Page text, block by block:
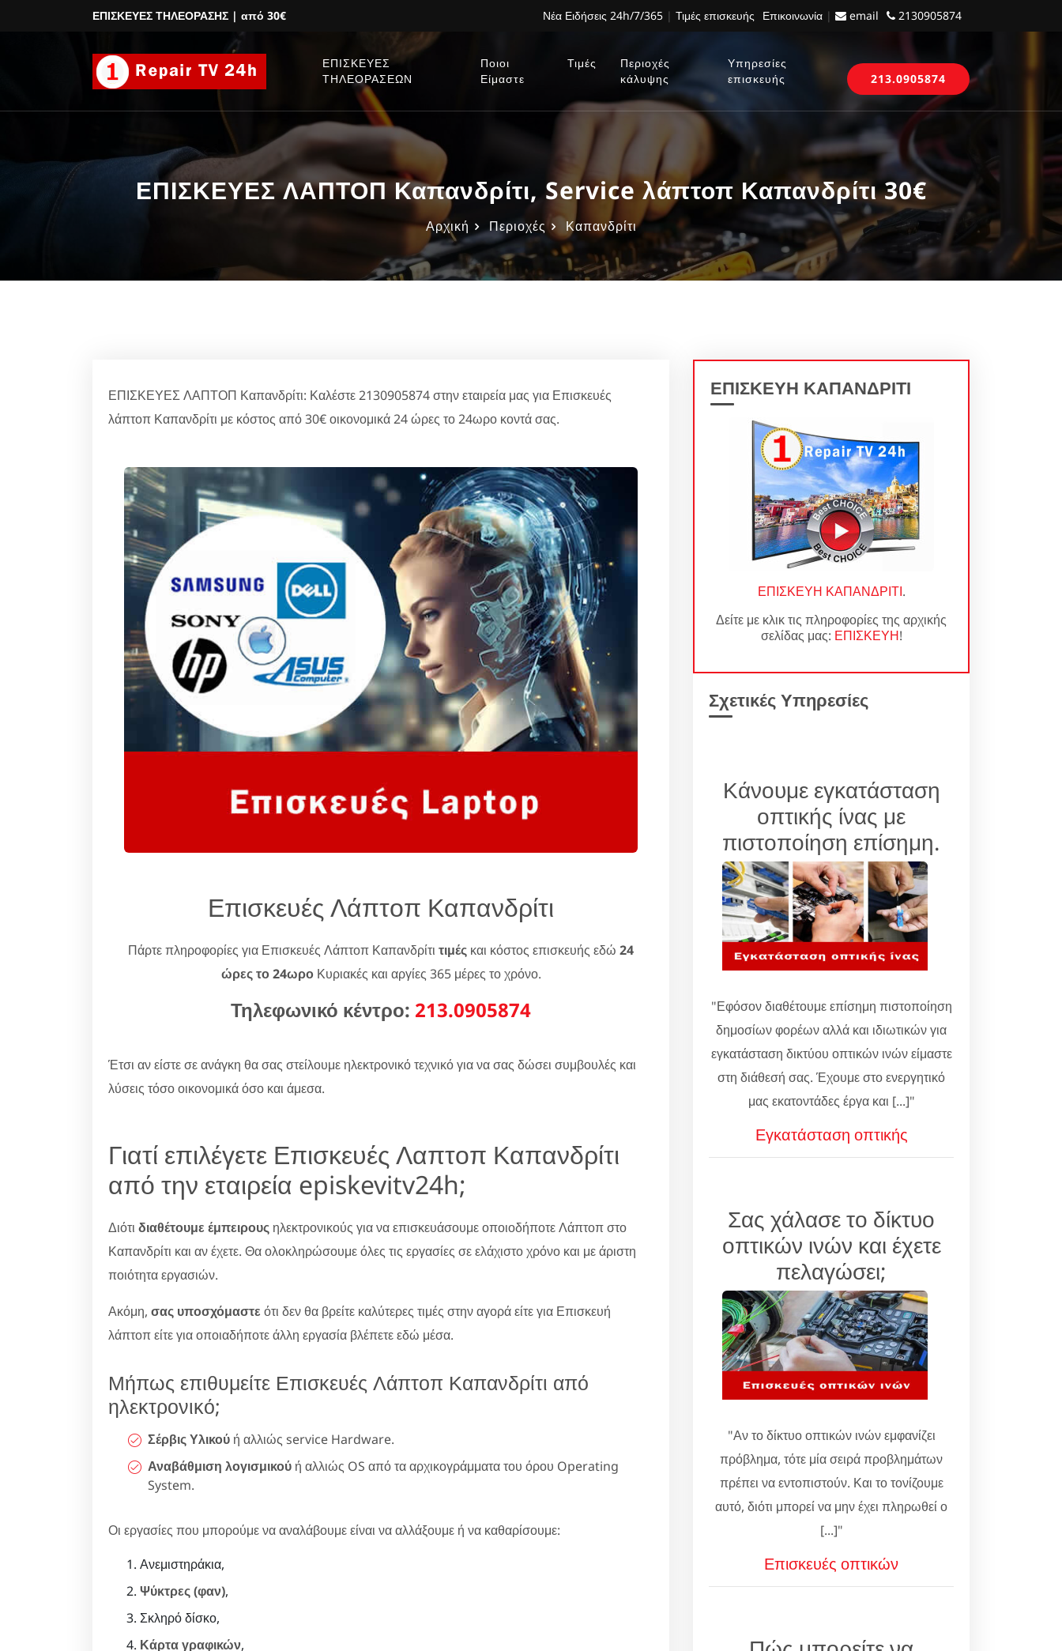
ΕΠΙΣΚΕΥΕΣ ΤΗΛΕΟΡΑΣΗΣ | από 30€ Νέα Ειδήσεις 24h/7/365 | Τιμές επισκευής Επικοινωνία | email 2130905874
ΕΠΙΣΚΕΥΕΣ
ΤΗΛΕΟΡΑΣΕΩΝ
Ποιοι
Είμαστε
Τιμές
Περιοχές
κάλυψης
Υπηρεσίες
επισκευής
213.0905874
ΕΠΙΣΚΕΥΕΣ ΛΑΠΤΟΠ Καπανδρίτι, Service λάπτοπ Καπανδρίτι 30€
Αρχική Περιοχές Καπανδρίτι
ΕΠΙΣΚΕΥΕΣ ΛΑΠΤΟΠ Καπανδρίτι: Καλέστε 2130905874 στην εταιρεία μας για Επισκευές
λάπτοπ Καπανδρίτι με κόστος από 30€ οικονομικά 24 ώρες το 24ωρο κοντά σας.
Επισκευές Λάπτοπ Καπανδρίτι
Πάρτε πληροφορίες για Επισκευές Λάπτοπ Καπανδρίτι τιμές και κόστος επισκευής εδώ 24
ώρες το 24ωροΚυριακές και αργίες 365 μέρες το χρόνο.
Τηλεφωνικό κέντρο: 213.0905874
Έτσι αν είστε σε ανάγκη θα σας στείλουμε ηλεκτρονικό τεχνικό για να σας δώσει συμβουλές και
λύσεις τόσο οικονομικά όσο και άμεσα.
Γιατί επιλέγετε Επισκευές Λαπτοπ Καπανδρίτι
από την εταιρεία episkevitv24h;
Διότι διαθέτουμε έμπειρους ηλεκτρονικούς για να επισκευάσουμε οποιοδήποτε Λάπτοπ στο
Καπανδρίτι και αν έχετε. Θα ολοκληρώσουμε όλες τις εργασίες σε ελάχιστο χρόνο και με άριστη
ποιότητα εργασιών.
Ακόμη, σας υποσχόμαστε ότι δεν θα βρείτε καλύτερες τιμές στην αγορά είτε για Επισκευή
λάπτοπ είτε για οποιαδήποτε άλλη εργασία βλέπετε εδώ μέσα.
Μήπως επιθυμείτε Επισκευές Λάπτοπ Καπανδρίτι από
ηλεκτρονικό;
Σέρβις Υλικού ή αλλιώς service Hardware.
Αναβάθμιση λογισμικού ή αλλιώς OS από τα αρχικογράμματα του όρου Operating
System.
Οι εργασίες που μπορούμε να αναλάβουμε είναι να αλλάξουμε ή να καθαρίσουμε:
Ανεμιστηράκια,
Ψύκτρες (φαν),
Σκληρό δίσκο,
Κάρτα γραφικών,
ΕΠΙΣΚΕΥΗ ΚΑΠΑΝΔΡΙΤΙ
ΕΠΙΣΚΕΥΗ ΚΑΠΑΝΔΡΙΤΙ.
Δείτε με κλικ τις πληροφορίες της αρχικής
σελίδας μας: ΕΠΙΣΚΕΥΗ!
Σχετικές Υπηρεσίες
Κάνουμε εγκατάσταση
οπτικής ίνας με
πιστοποίηση επίσημη.
"Εφόσον διαθέτουμε επίσημη πιστοποίηση
δημοσίων φορέων αλλά και ιδιωτικών για
εγκατάσταση δικτύου οπτικών ινών είμαστε
στη διάθεσή σας. Έχουμε στο ενεργητικό
μας εκατοντάδες έργα και [...]"
Εγκατάσταση οπτικής
Σας χάλασε το δίκτυο
οπτικών ινών και έχετε
πελαγώσει;
"Αν το δίκτυο οπτικών ινών εμφανίζει
πρόβλημα, τότε μία σειρά προβλημάτων
πρέπει να εντοπιστούν. Και το τονίζουμε
αυτό, διότι μπορεί να μην έχει πληρωθεί ο
[...]"
Επισκευές οπτικών